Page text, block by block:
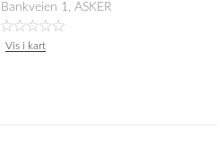
Bankveien 1, ASKER
Vis i kart